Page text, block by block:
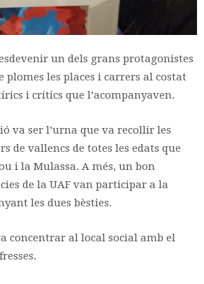
un dels grans protagonistes
plomes les places i carrers al costat
i crítics que l’acompanyaven.
va ser l’urna que va recollir les
de vallencs de totes les edats que
i la Mulassa. A més, un bon
de la UAF van participar a la
les dues bèsties.
concentrar al local social amb el